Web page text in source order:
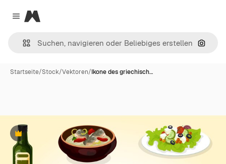
Close menu
Magnific
Nach
Startseite/Stock/Vektoren/Ikone des griechisch…
Premium